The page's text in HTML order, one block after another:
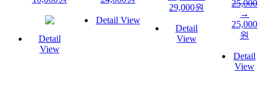
Detail
View
Detail View
29,000원
Detail
View
25,000
→
25,000
원
Detail
View